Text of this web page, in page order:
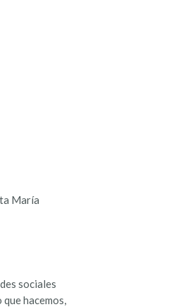
María
sociales
hacemos,